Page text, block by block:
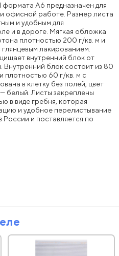
А6 предназначен для
офисной работе. Размер листа
и удобным для
и в дороге. Мягкая обложка
плотностью 200 г/кв. м и
лакированием.
внутренний блок от
Внутренний блок состоит из 80
плотностью 60 г/кв. м с
в клетку без полей, цвет
белый. Листы закреплены
в виде гребня, которая
и удобное перелистывание
России и поставляется по